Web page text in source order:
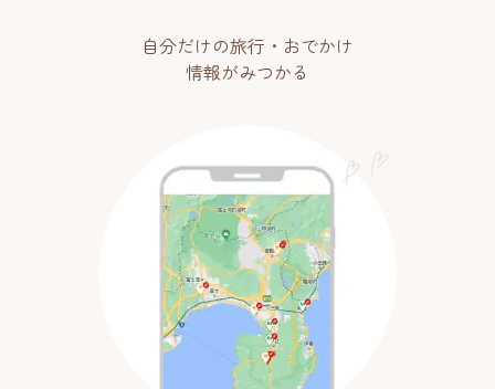
自分だけの旅行・おでかけ
情報がみつかる